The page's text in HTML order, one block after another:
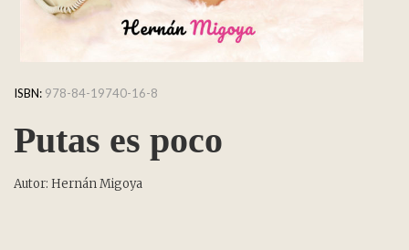
ISBN: 978-84-19740-16-8
Putas es poco
Autor: Hernán Migoya